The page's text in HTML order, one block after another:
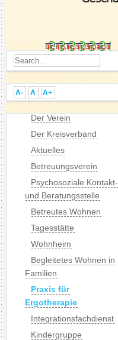
Der Kreisverband
A- A A+
Der Verein
Der Kreisverband
Aktuelles
Betreuungsverein
Psychosoziale Kontakt-
und Beratungsstelle
Betreutes Wohnen
Tagesstätte
Wohnheim
Begleitetes Wohnen in
Familien
Praxis für
Ergotherapie
Integrationsfachdienst
Kindergruppe